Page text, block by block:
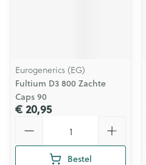
Eurogenerics (EG)
Fultium D3 800 Zachte
Caps 90
€ 20,95
Bestel